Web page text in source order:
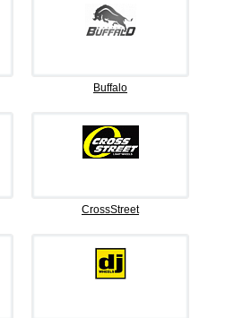
Buffalo
CrossStreet